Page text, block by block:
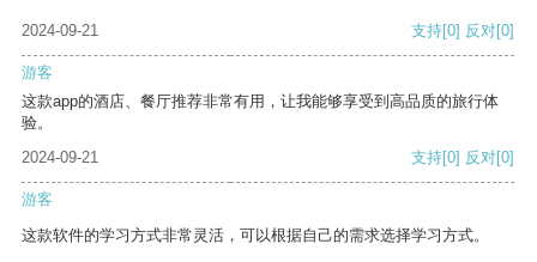
2024-09-21 支持[0] 反对[0]
游客
这款app的酒店、餐厅推荐非常有用，让我能够享受到高品质的旅行体
验。
2024-09-21
支持[0] 反对[0]
游客
这款软件的学习方式非常灵活，可以根据自己的需求选择学习方式。